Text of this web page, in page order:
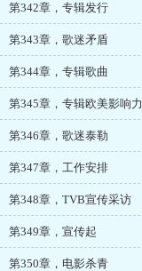
第342章，专辑发行
第343章，歌迷矛盾
第344章，专辑歌曲
第345章，专辑欧美影响力
第346章，歌迷泰勒
第347章，工作安排
第348章，TVB宣传采访
第349章，宣传起
第350章，电影杀青